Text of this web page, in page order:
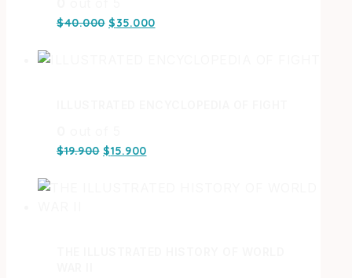
$40.000 $35.000
$19.900 $15.900